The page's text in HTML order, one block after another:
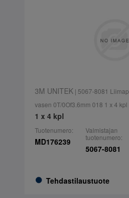
3M UNITEK| 5067-8081
vasen 0T/0Of3.6mm 018 1 x 4 kpl
1 x 4 kpl
Tuotenumero:
MD176239
Tehdastilaustuote
Valmistajan
tuotenumero:
5067-8081